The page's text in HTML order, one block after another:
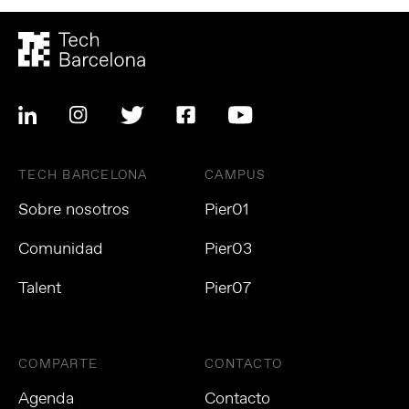
TECH BARCELONA
Sobre nosotros
Comunidad
Talent
CAMPUS
Pier01
Pier03
Pier07
COMPARTE
Agenda
CONTACTO
Contacto